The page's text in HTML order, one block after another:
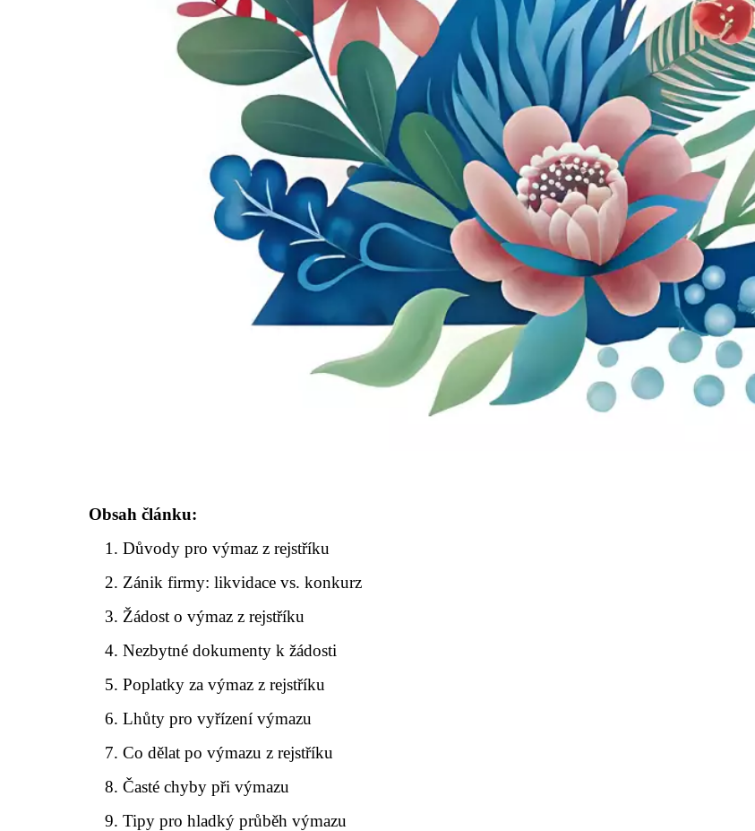
Obsah článku:
Důvody pro výmaz z rejstříku
Zánik firmy: likvidace vs. konkurz
Žádost o výmaz z rejstříku
Nezbytné dokumenty k žádosti
Poplatky za výmaz z rejstříku
Lhůty pro vyřízení výmazu
Co dělat po výmazu z rejstříku
Časté chyby při výmazu
Tipy pro hladký průběh výmazu